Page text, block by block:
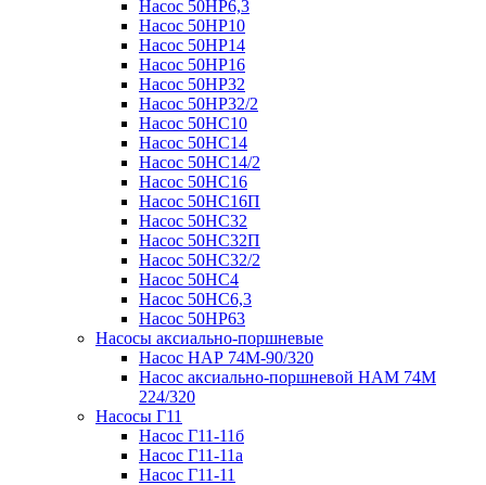
Насос 50НР6,3
Насос 50НР10
Насос 50НР14
Насос 50НР16
Насос 50НР32
Насос 50НР32/2
Насос 50НС10
Насос 50НС14
Насос 50НС14/2
Насос 50НС16
Насос 50НС16П
Насос 50НС32
Насос 50НС32П
Насос 50НС32/2
Насос 50НС4
Насос 50НС6,3
Насос 50НР63
Насосы аксиально-поршневые
Насос НАР 74M-90/320
Насос аксиально-поршневой НАМ 74М
224/320
Насосы Г11
Насос Г11-11б
Насос Г11-11а
Насос Г11-11